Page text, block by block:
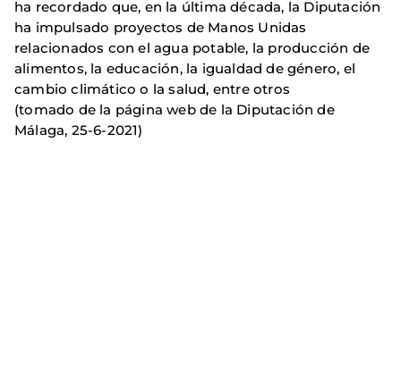
ha recordado que, en la última década, la Diputación
ha impulsado proyectos de Manos Unidas
relacionados con el agua potable, la producción de
alimentos, la educación, la igualdad de género, el
cambio climático o la salud, entre otros
(tomado de la página web de la Diputación de
Málaga, 25-6-2021)